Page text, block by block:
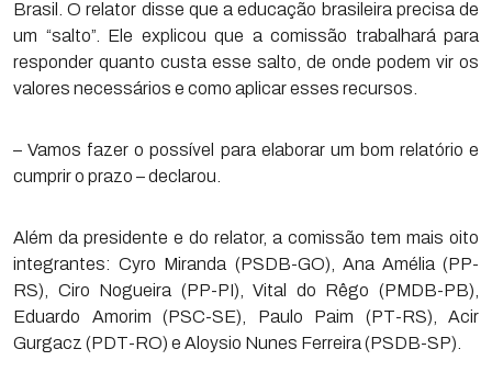
Brasil. O relator disse que a educação brasileira precisa de
um “salto”. Ele explicou que a comissão trabalhará para
responder quanto custa esse salto, de onde podem vir os
valores necessários e como aplicar esses recursos.
– Vamos fazer o possível para elaborar um bom relatório e
cumprir o prazo – declarou.
Além da presidente e do relator, a comissão tem mais oito
integrantes: Cyro Miranda (PSDB-GO), Ana Amélia (PP-
RS), Ciro Nogueira (PP-PI), Vital do Rêgo (PMDB-PB),
Eduardo Amorim (PSC-SE), Paulo Paim (PT-RS), Acir
Gurgacz (PDT-RO) e Aloysio Nunes Ferreira (PSDB-SP).